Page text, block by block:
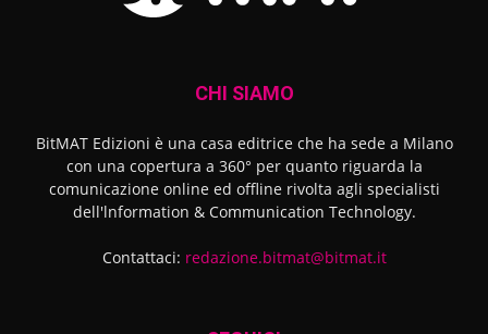
CHI SIAMO
BitMAT Edizioni è una casa editrice che ha sede a Milano
con una copertura a 360° per quanto riguarda la
comunicazione online ed offline rivolta agli specialisti
dell'lnformation & Communication Technology.
Contattaci: redazione.bitmat@bitmat.it